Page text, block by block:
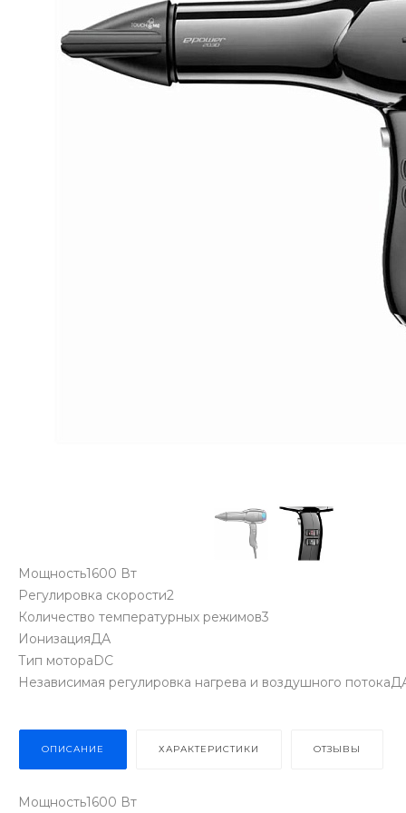
Мощность1600 Вт
Регулировка скорости2
Количество температурных режимов3
ИонизацияДА
Тип мотораDC
Независимая регулировка нагрева и воздушного
ОПИСАНИЕ ХАРАКТЕРИСТИКИ ОТЗЫВЫ
Мощность1600 Вт